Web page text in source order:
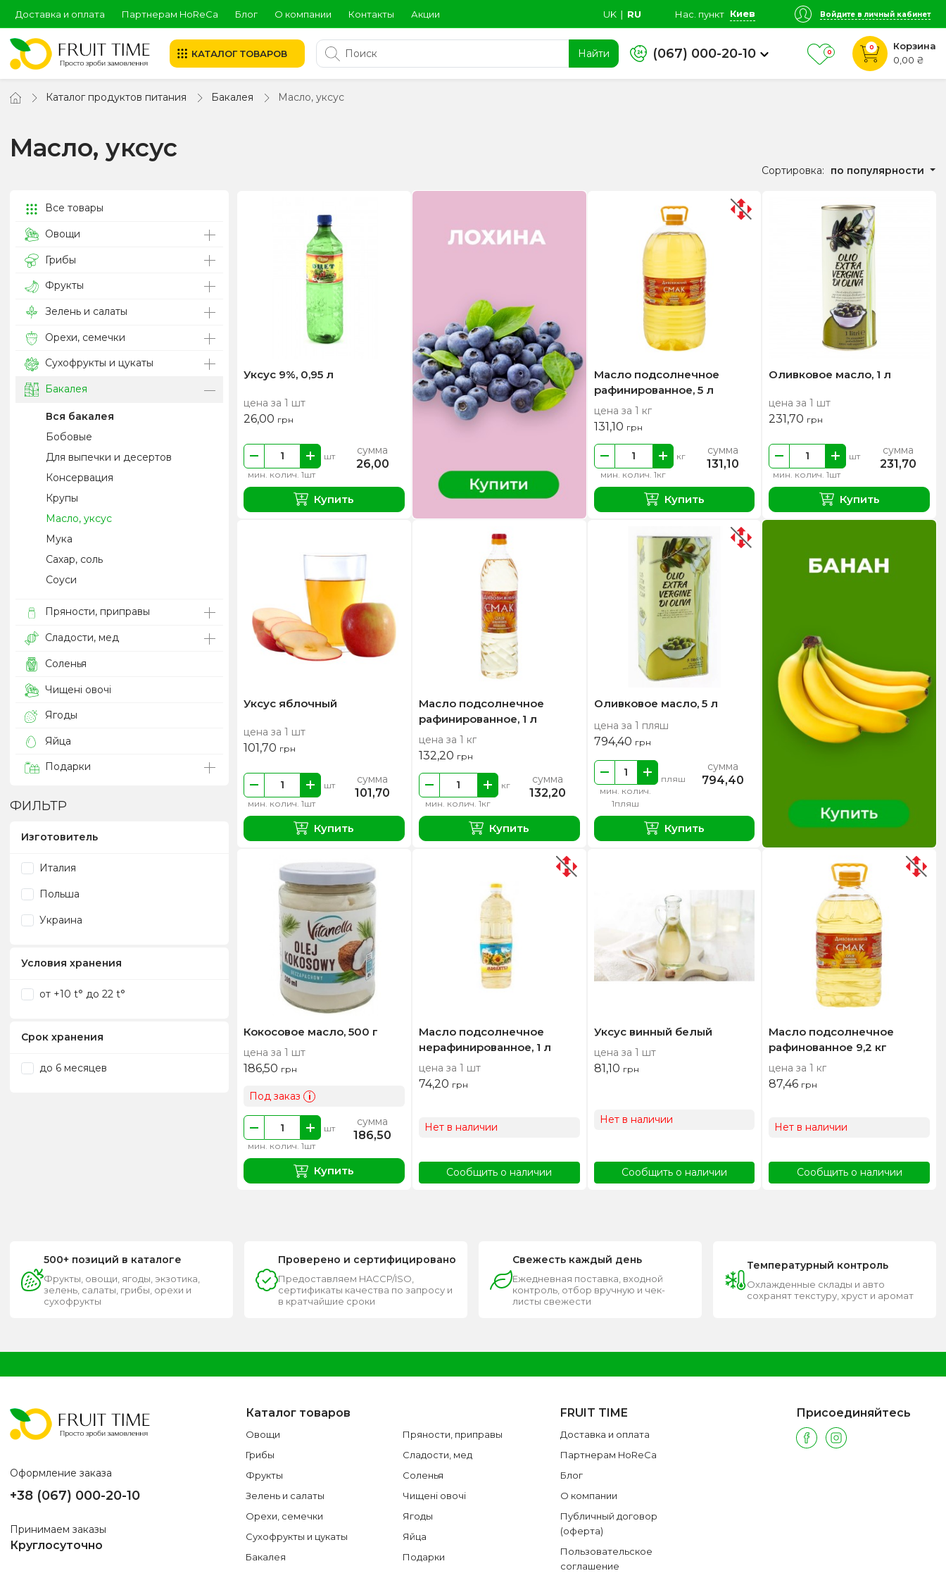
Доставка и оплата Партнерам HoReCa Блог О компании Контакты Акции UK ∣ RU Нас. пункт Киев Войдите в личный кабинет
КАТАЛОГ ТОВАРОВ Найти (067) 000-20-10 0
0
Корзина
0,00 ₴
Каталог продуктов питания Бакалея Масло, уксус
Масло, уксус
Сортировка: по популярности
Все товары
Овощи
Грибы
Фрукты
Зелень и салаты
Орехи, семечки
Сухофрукты и цукаты
Бакалея
Вся бакалея
Бобовые
Для выпечки и десертов
Консервация
Крупы
Масло, уксус
Мука
Сахар, соль
Соуси
Пряности, приправы
Сладости, мед
Соленья
Чищені овочі
Ягоды
Яйца
Подарки
ФИЛЬТР
Изготовитель
Италия
Польша
Украина
Условия хранения
от +10 t° до 22 t°
Срок хранения
до 6 месяцев
Уксус 9%, 0,95 л
цена за 1 шт
26,00 грн
мин. колич. 1шт
шт сумма
26,00
Купить
Масло подсолнечное
рафинированное, 5 л
цена за 1 кг
131,10 грн
мин. колич. 1кг
кг сумма
131,10
Купить
Оливковое масло, 1 л
цена за 1 шт
231,70 грн
мин. колич. 1шт
шт сумма
231,70
Купить
Уксус яблочный
цена за 1 шт
101,70 грн
мин. колич. 1шт
шт сумма
101,70
Купить
Масло подсолнечное
рафинированное, 1 л
цена за 1 кг
132,20 грн
мин. колич. 1кг
кг сумма
132,20
Купить
Оливковое масло, 5 л
цена за 1 пляш
794,40 грн
мин. колич.
1пляш
пляш
сумма
794,40
Купить
Кокосовое масло, 500 г
цена за 1 шт
186,50 грн
Под заказ i
мин. колич. 1шт
шт сумма
186,50
Купить
Масло подсолнечное
нерафинированное, 1 л
цена за 1 шт
74,20 грн
Нет в наличии
Сообщить о наличии
Уксус винный белый
цена за 1 шт
81,10 грн
Нет в наличии
Сообщить о наличии
Масло подсолнечное
рафинованное 9,2 кг
цена за 1 кг
87,46 грн
Нет в наличии
Сообщить о наличии
500+ позиций в каталоге
Фрукты, овощи, ягоды, экзотика,
зелень, салаты, грибы, орехи и
сухофрукты
Проверено и сертифицировано
Предоставляем HACCP/ISO,
сертификаты качества по запросу и
в кратчайшие сроки
Свежесть каждый день
Ежедневная поставка, входной
контроль, отбор вручную и чек-
листы свежести
Температурный контроль
Охлажденные склады и авто
сохранят текстуру, хруст и аромат
Оформление заказа
+38 (067) 000-20-10
Принимаем заказы
Круглосуточно
Каталог товаров
Овощи
Грибы
Фрукты
Зелень и салаты
Орехи, семечки
Сухофрукты и цукаты
Бакалея
Пряности, приправы
Сладости, мед
Соленья
Чищені овочі
Ягоды
Яйца
Подарки
FRUIT TIME
Доставка и оплата
Партнерам HoReCa
Блог
О компании
Публичный договор
(оферта)
Пользовательское
соглашение
Присоединяйтесь